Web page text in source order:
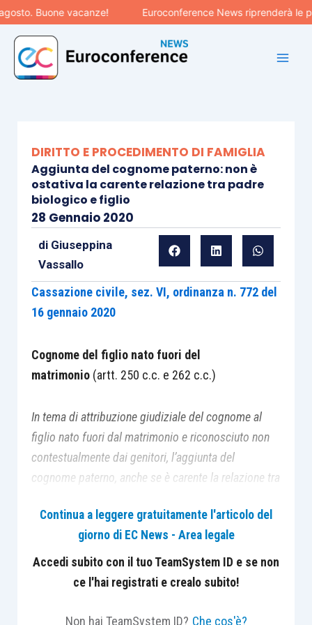
Vai
al
contenuto
Buone vacanze! Euroconference News riprenderà le
DIRITTO E PROCEDIMENTO DI FAMIGLIA
Aggiunta del cognome paterno: non è
ostativa la carente relazione tra padre
biologico e figlio
28 Gennaio 2020
di Giuseppina
Vassallo
Cassazione civile, sez. VI, ordinanza n. 772 del
16 gennaio 2020
Cognome del figlio nato fuori del
matrimonio (artt. 250 c.c. e 262 c.c.)
In tema di attribuzione giudiziale del cognome al
figlio nato fuori dal matrimonio e riconosciuto non
contestualmente dai genitori, l’aggiunta del
cognome paterno, anche se è carente la relazione tra
assenza di comportamenti negativi del padre di tale
gravità da renderlo inidoneo ad assumere il ruolo
genitoriale.
Continua a leggere gratuitamente l'articolo del
giorno di EC News - Area legale
Accedi subito con il tuo TeamSystem ID e se non
ce l'hai registrati e crealo subito!
Non hai TeamSystem ID? Che cos'è?